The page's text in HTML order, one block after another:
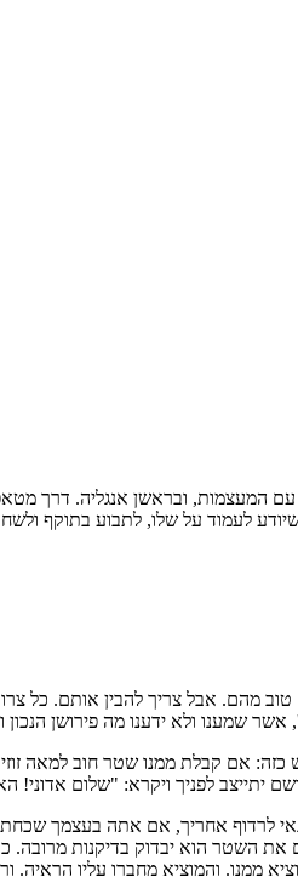
המעצמות, ובראשן אנגליה. דרך
לעמוד על שלו, לתבוע בתוקף
מהם. אבל צריך להבין אותם. כל
אשר שמענו ולא ידענו מה פירושן
אם קבלת ממנו שטר חוב למאה
לפניך ויקרא: "שלום אדוני!
לרדוף אחריך, אם אתה בעצמך
הוא יבדוק בדיקנות מרובה.
ממנו. והמוציא מחברו עליו